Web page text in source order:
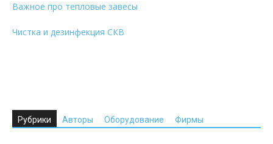
Важное про тепловые завесы
Чистка и дезинфекция СКВ
Рубрики Авторы Оборудование Фирмы